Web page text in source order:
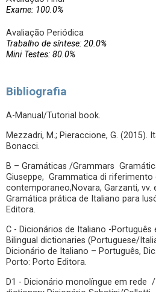
Exame: 100.0%
Avaliação Periódica
Trabalho de síntese: 20.0%
Mini Testes: 80.0%
Bibliografia
A-Manual/Tutorial book.
Mezzadri, M.; Pieraccione, G. (2015).
Bonacci.
B – Gramáticas /Grammars
Giuseppe, Grammatica di riferimento
contemporaneo,Novara, Garzanti, vv.
Gramática prática de Italiano para
Editora.
C - Dicionários de Italiano -
Bilingual dictionaries (Portuguese/
Dicionário de Italiano – Português,
Porto: Porto Editora.
D1 - Dicionário monolíngue em rede